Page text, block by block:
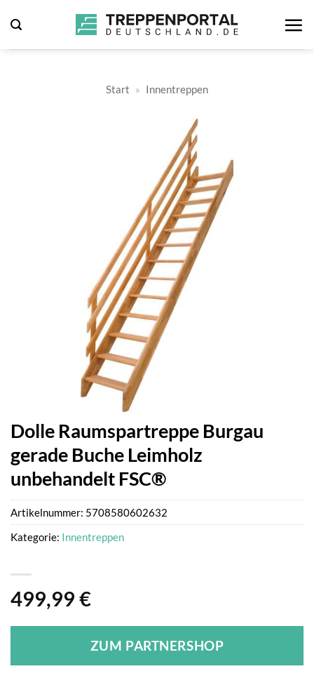
Inhalt
springen
Start » Innentreppen
Dolle Raumspartreppe Burgau
gerade Buche Leimholz
unbehandelt FSC®
499,99 €
ZUM PARTNERSHOP
Artikelnummer: 5708580602632
Kategorie: Innentreppen